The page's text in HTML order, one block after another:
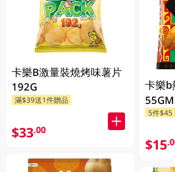
卡樂B激量裝燒烤味薯片
192G
滿$39送1件贈品
$33.00
卡樂b
5件$45
$15